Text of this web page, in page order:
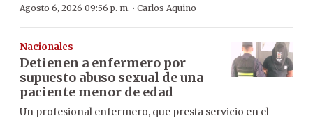
Agosto 6, 2026 09:56 p. m. · Carlos Aquino
Nacionales
Detienen a enfermero por
supuesto abuso sexual de una
paciente menor de edad
Un profesional enfermero, que presta servicio en el